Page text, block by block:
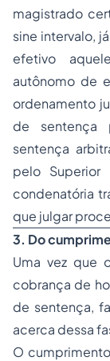
magistrado
sine intervalo,
efetivo
autônomo de
ordenamento
de sentença
sentença
pelo Superior
condenatória
que julgar
3. Do
Uma vez que
cobrança de
de sentença,
acerca dessa
O